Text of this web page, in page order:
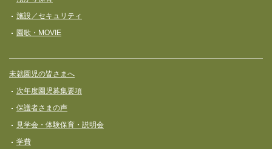
施設／セキュリティ
園歌・MOVIE
未就園児の皆さまへ
次年度園児募集要項
保護者さまの声
見学会・体験保育・説明会
学費